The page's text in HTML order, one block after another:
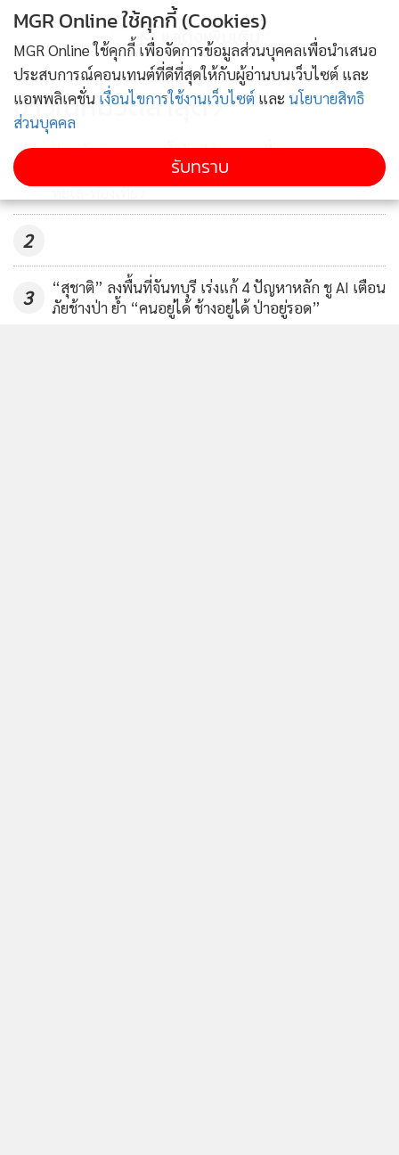
183
ร้านขายไข่ไก่ขอนแก่นเตรียมใจ
ราคายังเพิ่มได้อีก 2 ปีก่อนขึ้นถึง 10
บาท/แผง
แสดงเพิ่มเติม
ข่าวในหมวดล่าสุด
อีกแล้ว !! พบคราบน้ำมันสีดำลอยเกลื่อนชายหาดเกาะ
ล้าน นักท่องเที่ยวโดนเปื้อนตัว เร่งหาต้นตอหวั่นกระทบ
ทะเล-ท่องเที่ยว
2
3
“สุชาติ” ลงพื้นที่จันทบุรี เร่งแก้ 4 ปัญหาหลัก ชู AI เตือน
ภัยช้างป่า ย้ำ “คนอยู่ได้ ช้างอยู่ได้ ป่าอยู่รอด”
MGR Online ใช้คุกกี้ (Cookies)
MGR Online ใช้คุกกี้ เพื่อจัดการข้อมูลส่วนบุคคลเพื่อนำเสนอ
ประสบการณ์คอนเทนต์ที่ดีที่สุดให้กับผู้อ่านบนเว็บไซต์ และ
แอพพลิเคชั่น เงื่อนไขการใช้งานเว็บไซต์ และ นโยบายสิทธิ
ส่วนบุคคล
รับทราบ